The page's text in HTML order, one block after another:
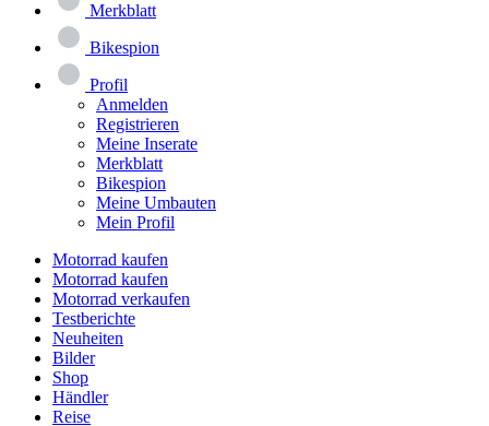
Merkblatt
Bikespion
Profil
Anmelden
Registrieren
Meine Inserate
Merkblatt
Bikespion
Meine Umbauten
Mein Profil
Motorrad kaufen
Motorrad kaufen
Motorrad verkaufen
Testberichte
Neuheiten
Bilder
Shop
Händler
Reise